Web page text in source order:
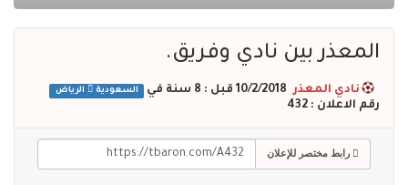
المعذر بين نادي وفريق.
نادي المعذر 10/2/2018 قبل : 8 سنة في السعودية الرياض
رقم الاعلان : 432
رابط مختصر للإعلان